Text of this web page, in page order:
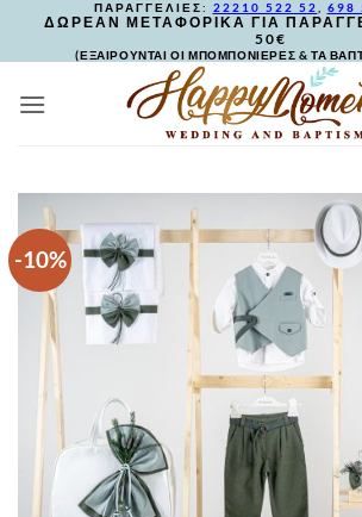
ΠΑΡΑΓΓΕΛΙΕΣ: 22210 522 52 698
ΔΩΡΕΑΝ ΜΕΤΑΦΟΡΙΚΑ ΓΙΑ
50€
(ΕΞΑΙΡΟΥΝΤΑΙ ΟΙ ΜΠΟΜΠΟΝΙΕΡΕΣ & ΤΑ
-10%